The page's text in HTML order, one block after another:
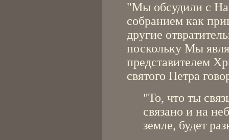
"Мы обсудили с
собранием как
другие
поскольку Мы
представителем
святого Петра
"То, что ты
связано и на
земле, будет